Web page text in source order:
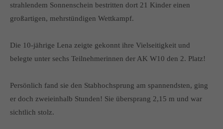
strahlendem Sonnenschein bestritten dort 21 Kinder einen
großartigen, mehrstündigen Wettkampf.
Die 10-jährige Lena zeigte gekonnt ihre Vielseitigkeit und
belegte unter sechs Teilnehmerinnen der AK W10 den 2. Platz!
Persönlich fand sie den Stabhochsprung am spannendsten, ging
er doch zweieinhalb Stunden! Sie übersprang 2,15 m und war
sichtlich stolz.